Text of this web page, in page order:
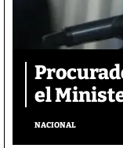
el
NACIONAL